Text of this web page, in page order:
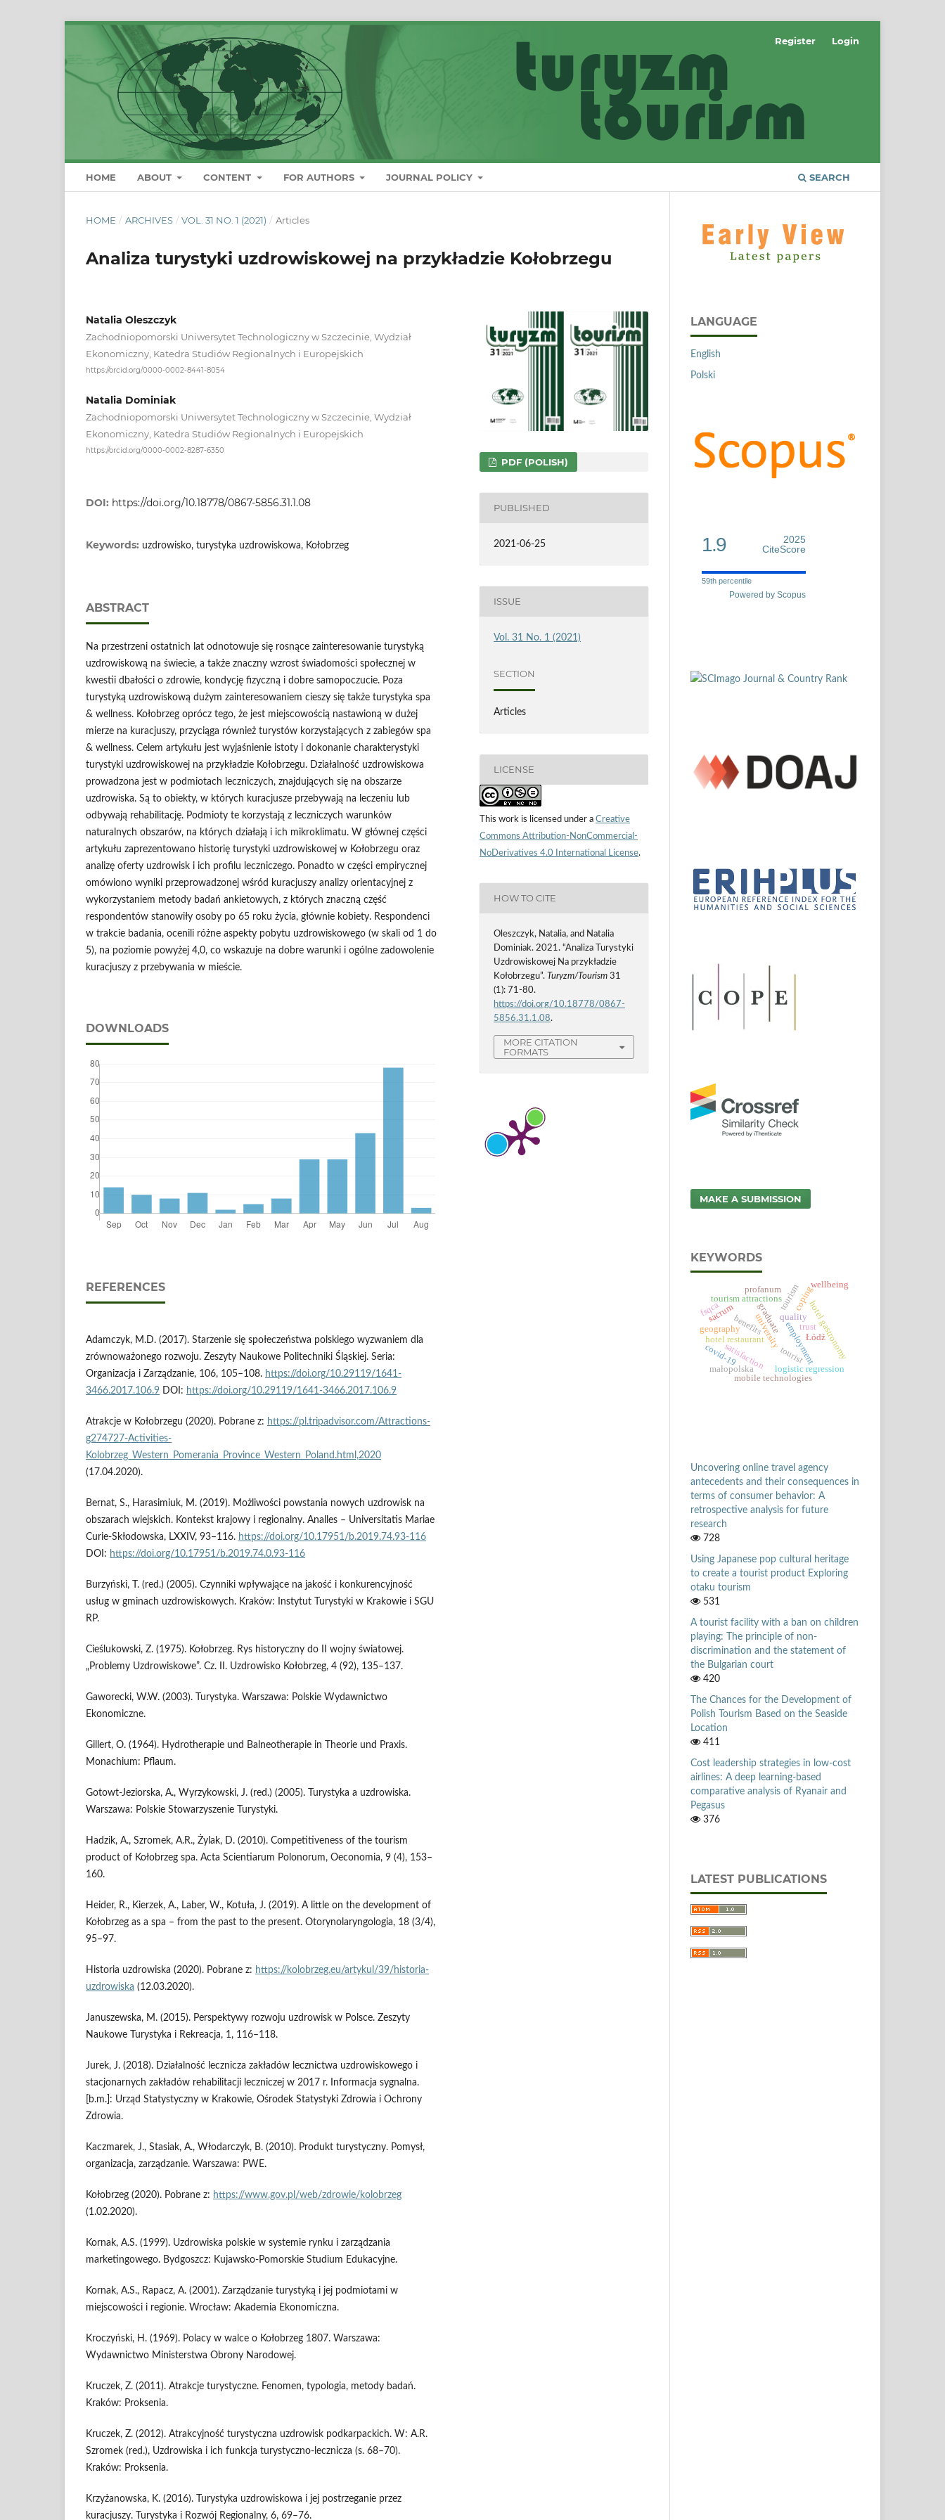
HOME ABOUT CONTENT FOR AUTHORS JOURNAL POLICY SEARCH
Register Login
HOME / ARCHIVES / VOL. 31 NO. 1 (2021) / Articles
Analiza turystyki uzdrowiskowej na przykładzie Kołobrzegu
Natalia Oleszczyk
Zachodniopomorski Uniwersytet Technologiczny w Szczecinie, Wydział
Ekonomiczny, Katedra Studiów Regionalnych i Europejskich
https://orcid.org/0000-0002-8441-8054
Natalia Dominiak
Zachodniopomorski Uniwersytet Technologiczny w Szczecinie, Wydział
Ekonomiczny, Katedra Studiów Regionalnych i Europejskich
https://orcid.org/0000-0002-8287-6350
DOI: https://doi.org/10.18778/0867-5856.31.1.08
Keywords: uzdrowisko, turystyka uzdrowiskowa, Kołobrzeg
ABSTRACT
Na przestrzeni ostatnich lat odnotowuje się rosnące zainteresowanie turystyką
uzdrowiskową na świecie, a także znaczny wzrost świadomości społecznej w
kwestii dbałości o zdrowie, kondycję fizyczną i dobre samopoczucie. Poza
turystyką uzdrowiskową dużym zainteresowaniem cieszy się także turystyka spa
& wellness. Kołobrzeg oprócz tego, że jest miejscowością nastawioną w dużej
mierze na kuracjuszy, przyciąga również turystów korzystających z zabiegów spa
& wellness. Celem artykułu jest wyjaśnienie istoty i dokonanie charakterystyki
turystyki uzdrowiskowej na przykładzie Kołobrzegu. Działalność uzdrowiskowa
prowadzona jest w podmiotach leczniczych, znajdujących się na obszarze
uzdrowiska. Są to obiekty, w których kuracjusze przebywają na leczeniu lub
odbywają rehabilitację. Podmioty te korzystają z leczniczych warunków
naturalnych obszarów, na których działają i ich mikroklimatu. W głównej części
artykułu zaprezentowano historię turystyki uzdrowiskowej w Kołobrzegu oraz
analizę oferty uzdrowisk i ich profilu leczniczego. Ponadto w części empirycznej
omówiono wyniki przeprowadzonej wśród kuracjuszy analizy orientacyjnej z
wykorzystaniem metody badań ankietowych, z których znaczną część
respondentów stanowiły osoby po 65 roku życia, głównie kobiety. Respondenci
w trakcie badania, ocenili różne aspekty pobytu uzdrowiskowego (w skali od 1 do
5), na poziomie powyżej 4,0, co wskazuje na dobre warunki i ogólne zadowolenie
kuracjuszy z przebywania w mieście.
DOWNLOADS
REFERENCES
Adamczyk, M.D. (2017). Starzenie się społeczeństwa polskiego wyzwaniem dla
zrównoważonego rozwoju. Zeszyty Naukowe Politechniki Śląskiej. Seria:
Organizacja i Zarządzanie, 106, 105–108. https://doi.org/10.29119/1641-
3466.2017.106.9 DOI: https://doi.org/10.29119/1641-3466.2017.106.9
Atrakcje w Kołobrzegu (2020). Pobrane z: https://pl.tripadvisor.com/Attractions-
g274727-Activities-
Kolobrzeg_Western_Pomerania_Province_Western_Poland.html,2020
(17.04.2020).
Bernat, S., Harasimiuk, M. (2019). Możliwości powstania nowych uzdrowisk na
obszarach wiejskich. Kontekst krajowy i regionalny. Analles – Universitatis Mariae
Curie-Skłodowska, LXXIV, 93–116. https://doi.org/10.17951/b.2019.74.93-116
DOI: https://doi.org/10.17951/b.2019.74.0.93-116
Burzyński, T. (red.) (2005). Czynniki wpływające na jakość i konkurencyjność
usług w gminach uzdrowiskowych. Kraków: Instytut Turystyki w Krakowie i SGU
RP.
Cieślukowski, Z. (1975). Kołobrzeg. Rys historyczny do II wojny światowej.
„Problemy Uzdrowiskowe”. Cz. II. Uzdrowisko Kołobrzeg, 4 (92), 135–137.
Gaworecki, W.W. (2003). Turystyka. Warszawa: Polskie Wydawnictwo
Ekonomiczne.
Gillert, O. (1964). Hydrotherapie und Balneotherapie in Theorie und Praxis.
Monachium: Pflaum.
Gotowt-Jeziorska, A., Wyrzykowski, J. (red.) (2005). Turystyka a uzdrowiska.
Warszawa: Polskie Stowarzyszenie Turystyki.
Hadzik, A., Szromek, A.R., Żylak, D. (2010). Competitiveness of the tourism
product of Kołobrzeg spa. Acta Scientiarum Polonorum, Oeconomia, 9 (4), 153–
160.
Heider, R., Kierzek, A., Laber, W., Kotuła, J. (2019). A little on the development of
Kołobrzeg as a spa – from the past to the present. Otorynolaryngologia, 18 (3/4),
95–97.
Historia uzdrowiska (2020). Pobrane z: https://kolobrzeg.eu/artykul/39/historia-
uzdrowiska (12.03.2020).
Januszewska, M. (2015). Perspektywy rozwoju uzdrowisk w Polsce. Zeszyty
Naukowe Turystyka i Rekreacja, 1, 116–118.
Jurek, J. (2018). Działalność lecznicza zakładów lecznictwa uzdrowiskowego i
stacjonarnych zakładów rehabilitacji leczniczej w 2017 r. Informacja sygnalna.
[b.m.]: Urząd Statystyczny w Krakowie, Ośrodek Statystyki Zdrowia i Ochrony
Zdrowia.
Kaczmarek, J., Stasiak, A., Włodarczyk, B. (2010). Produkt turystyczny. Pomysł,
organizacja, zarządzanie. Warszawa: PWE.
Kołobrzeg (2020). Pobrane z: https://www.gov.pl/web/zdrowie/kolobrzeg
(1.02.2020).
Kornak, A.S. (1999). Uzdrowiska polskie w systemie rynku i zarządzania
marketingowego. Bydgoszcz: Kujawsko-Pomorskie Studium Edukacyjne.
Kornak, A.S., Rapacz, A. (2001). Zarządzanie turystyką i jej podmiotami w
miejscowości i regionie. Wrocław: Akademia Ekonomiczna.
Kroczyński, H. (1969). Polacy w walce o Kołobrzeg 1807. Warszawa:
Wydawnictwo Ministerstwa Obrony Narodowej.
Kruczek, Z. (2011). Atrakcje turystyczne. Fenomen, typologia, metody badań.
Kraków: Proksenia.
Kruczek, Z. (2012). Atrakcyjność turystyczna uzdrowisk podkarpackich. W: A.R.
Szromek (red.), Uzdrowiska i ich funkcja turystyczno-lecznicza (s. 68–70).
Kraków: Proksenia.
Krzyżanowska, K. (2016). Turystyka uzdrowiskowa i jej postrzeganie przez
kuracjuszy. Turystyka i Rozwój Regionalny, 6, 69–76.
PDF (POLISH)
PUBLISHED
2021-06-25
ISSUE
Vol. 31 No. 1 (2021)
SECTION
Articles
LICENSE
This work is licensed under a Creative
Commons Attribution-NonCommercial-
NoDerivatives 4.0 International License.
HOW TO CITE
Oleszczyk, Natalia, and Natalia
Dominiak. 2021. “Analiza Turystyki
Uzdrowiskowej Na przykładzie
Kołobrzegu”. Turyzm/Tourism 31
(1): 71-80.
https://doi.org/10.18778/0867-
5856.31.1.08.
MORE CITATION
FORMATS
LANGUAGE
English
Polski
1.9
2025
CiteScore
59th percentile
Powered by Scopus
MAKE A SUBMISSION
KEYWORDS
graduate
employment
university
logistic regression
hotel restaurant Łódź
hotel gastronomy
tourism attractions
quality
satisfaction
benefits
tourism
tourist
geography
mobile technologies
małopolska
sacrum
profanum
covid-19
coping
trust
fsqca
wellbeing
Uncovering online travel agency
antecedents and their consequences in
terms of consumer behavior: A
retrospective analysis for future
research
728
Using Japanese pop cultural heritage
to create a tourist product Exploring
otaku tourism
531
A tourist facility with a ban on children
playing: The principle of non-
discrimination and the statement of
the Bulgarian court
420
The Chances for the Development of
Polish Tourism Based on the Seaside
Location
411
Cost leadership strategies in low-cost
airlines: A deep learning-based
comparative analysis of Ryanair and
Pegasus
376
LATEST PUBLICATIONS